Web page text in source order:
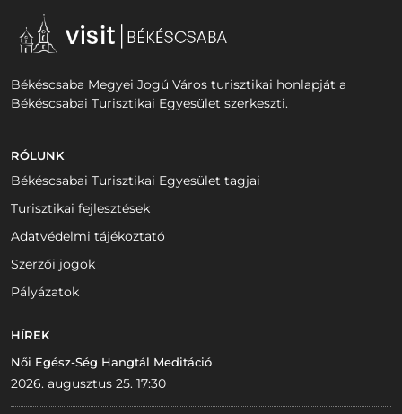
Békéscsaba Megyei Jogú Város turisztikai honlapját a
Békéscsabai Turisztikai Egyesület szerkeszti.
RÓLUNK
Békéscsabai Turisztikai Egyesület tagjai
Turisztikai fejlesztések
Adatvédelmi tájékoztató
Szerzői jogok
Pályázatok
HÍREK
Női Egész-Ség Hangtál Meditáció
2026. augusztus 25. 17:30